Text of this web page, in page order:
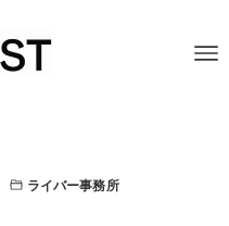
ライバー事務所